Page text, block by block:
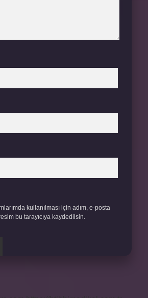
kullanılması için adım, e-posta
bu tarayıcıya kaydedilsin.